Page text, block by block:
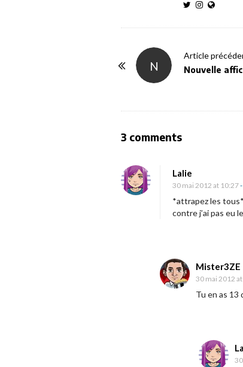
N
Article
Nouvelle
3 commentsO
[
C
r
i
q
u
Lalie
30 mai 2012 at 10:27
*attrapez les tous*
contre j’ai pas eu
Mister3ZE
30 mai 2012
Tu en as 13